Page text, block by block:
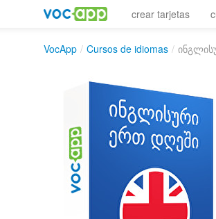
crear tarjetas
VocApp / Cursos de idiomas /